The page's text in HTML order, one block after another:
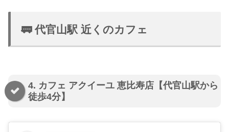
🚃 代官山駅 近くのカフェ
4. カフェ アクイーユ 恵比寿店【代官山駅から
徒歩4分】